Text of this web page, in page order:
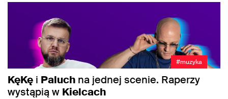
#muzyka
KęKę i Paluch na jednej scenie. Raperzy
wystąpią w Kielcach